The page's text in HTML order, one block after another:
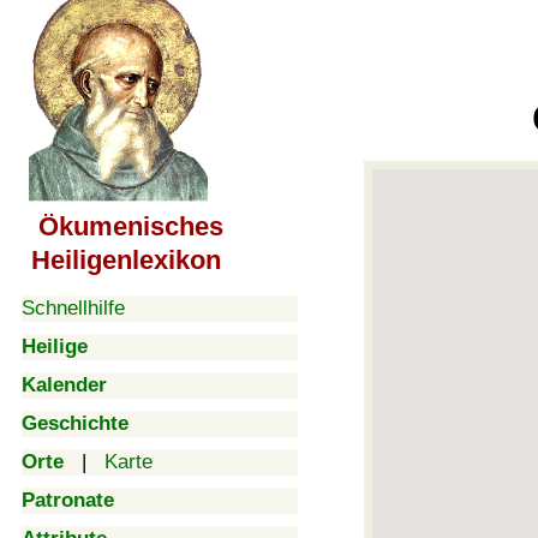
Ökumenisches
Heiligenlexikon
Schnellhilfe
Heilige
Kalender
Geschichte
Orte | Karte
Patronate